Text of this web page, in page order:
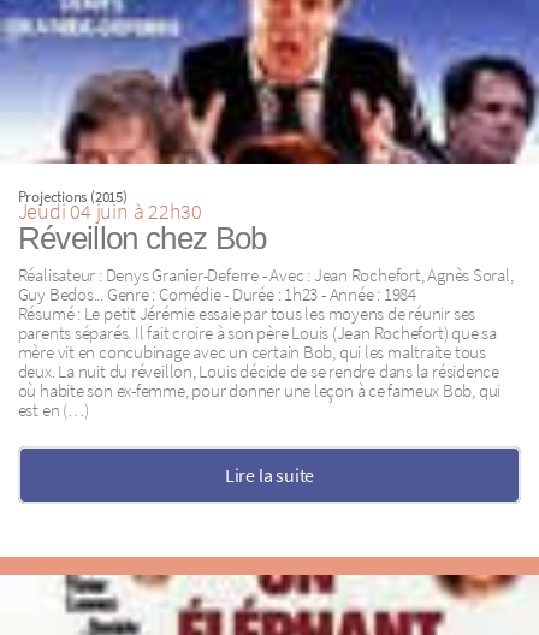
Projections (2015)
Jeudi 04 juin à 22h30
Réveillon chez Bob
Réalisateur : Denys Granier-Deferre - Avec : Jean Rochefort, Agnès Soral,
Guy Bedos... Genre : Comédie - Durée : 1h23 - Année : 1984
Résumé : Le petit Jérémie essaie par tous les moyens de réunir ses
parents séparés. Il fait croire à son père Louis (Jean Rochefort) que sa
mère vit en concubinage avec un certain Bob, qui les maltraite tous
deux. La nuit du réveillon, Louis décide de se rendre dans la résidence
où habite son ex-femme, pour donner une leçon à ce fameux Bob, qui
est en (…)
Lire la suite